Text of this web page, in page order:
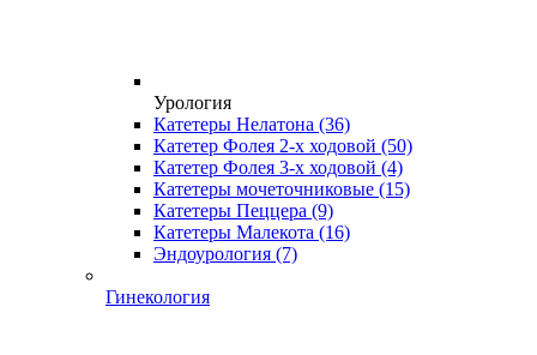
Урология
Катетеры Нелатона (36)
Катетер Фолея 2-х ходовой (50)
Катетер Фолея 3-х ходовой (4)
Катетеры мочеточниковые (15)
Катетеры Пеццера (9)
Катетеры Малекота (16)
Эндоурология (7)
Гинекология